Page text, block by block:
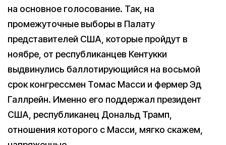
на основное голосование. Так, на
промежуточные выборы в Палату
представителей США, которые пройдут в
ноябре, от республиканцев Кентукки
выдвинулись баллотирующийся на восьмой
срок конгрессмен Томас Масси и фермер Эд
Галлрейн. Именно его поддержал президент
США, республиканец Дональд Трамп,
отношения которого с Масси, мягко скажем,